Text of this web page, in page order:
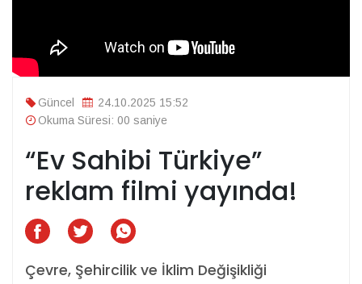
Güncel
24.10.2025 15:52
Okuma Süresi: 00 saniye
“Ev Sahibi Türkiye”
reklam filmi yayında!
Çevre, Şehircilik ve İklim Değişikliği